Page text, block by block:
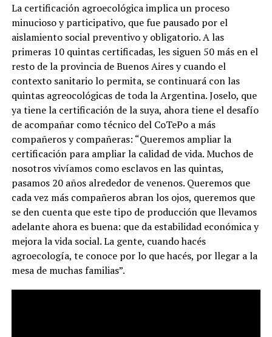
La certificación agroecológica implica un proceso
minucioso y participativo, que fue pausado por el
aislamiento social preventivo y obligatorio. A las
primeras 10 quintas certificadas, les siguen 50 más en el
resto de la provincia de Buenos Aires y cuando el
contexto sanitario lo permita, se continuará con las
quintas agreocológicas de toda la Argentina. Joselo, que
ya tiene la certificación de la suya, ahora tiene el desafío
de acompañar como técnico del CoTePo a más
compañeros y compañeras: “Queremos ampliar la
certificación para ampliar la calidad de vida. Muchos de
nosotros vivíamos como esclavos en las quintas,
pasamos 20 años alrededor de venenos. Queremos que
cada vez más compañeros abran los ojos, queremos que
se den cuenta que este tipo de producción que llevamos
adelante ahora es buena: que da estabilidad económica y
mejora la vida social. La gente, cuando hacés
agroecología, te conoce por lo que hacés, por llegar a la
mesa de muchas familias”.